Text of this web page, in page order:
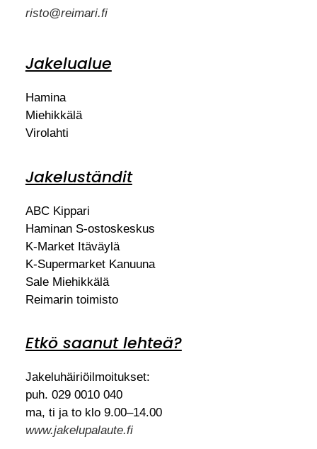
risto@reimari.fi
Jakelualue
Hamina
Miehikkälä
Virolahti
Jakeluständit
ABC Kippari
Haminan S-ostoskeskus
K-Market Itäväylä
K-Supermarket Kanuuna
Sale Miehikkälä
Reimarin toimisto
Etkö saanut lehteä?
Jakeluhäiriöilmoitukset:
puh. 029 0010 040
ma, ti ja to klo 9.00–14.00
www.jakelupalaute.fi